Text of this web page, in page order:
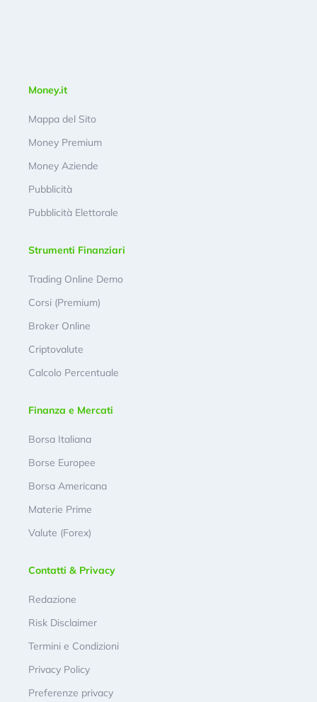
Money.it
Mappa del Sito
Money Premium
Money Aziende
Pubblicità
Pubblicità Elettorale
Strumenti Finanziari
Trading Online Demo
Corsi (Premium)
Broker Online
Criptovalute
Calcolo Percentuale
Finanza e Mercati
Borsa Italiana
Borse Europee
Borsa Americana
Materie Prime
Valute (Forex)
Contatti & Privacy
Redazione
Risk Disclaimer
Termini e Condizioni
Privacy Policy
Preferenze privacy